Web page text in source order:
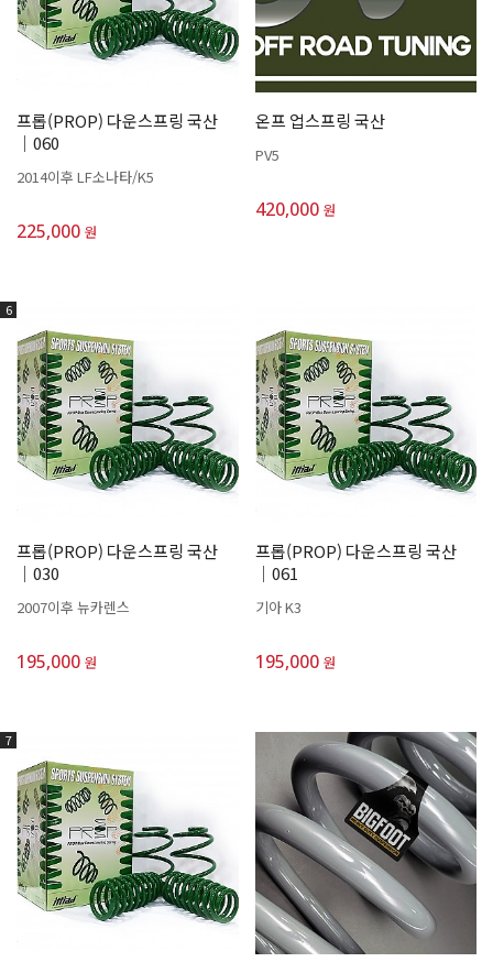
프롭(PROP) 다운스프링 국산
│060
2014이후 LF소나타/K5
225,000 원
온프 업스프링 국산
PV5
420,000 원
6
프롭(PROP) 다운스프링 국산
│030
2007이후 뉴카렌스
195,000 원
프롭(PROP) 다운스프링 국산
│061
기아 K3
195,000 원
7